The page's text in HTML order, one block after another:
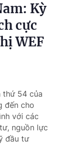
Kỳ
cực
WEF
thứ 54 của
đến cho
với các
nguồn lực
đầu tư